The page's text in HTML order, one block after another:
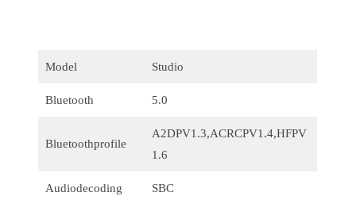
Model Studio
Bluetooth 5.0
Bluetoothprofile
A2DPV1.3,ACRCPV1.4,HFPV
1.6
Audiodecoding SBC